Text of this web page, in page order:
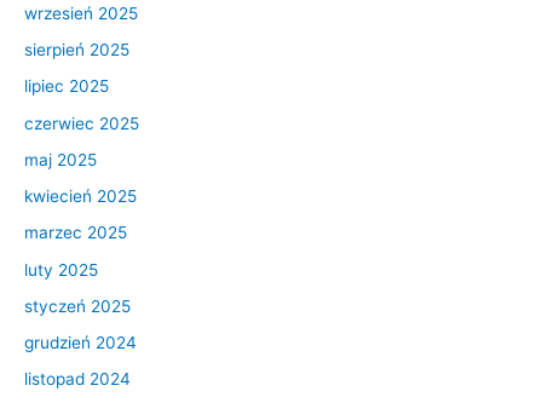
wrzesień 2025
sierpień 2025
lipiec 2025
czerwiec 2025
maj 2025
kwiecień 2025
marzec 2025
luty 2025
styczeń 2025
grudzień 2024
listopad 2024